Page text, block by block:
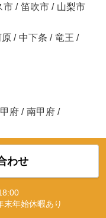
市 / 笛吹市 / 山梨市
原 / 中下条 / 竜王 /
甲府 / 南甲府 /
わせ
末年始休暇あり